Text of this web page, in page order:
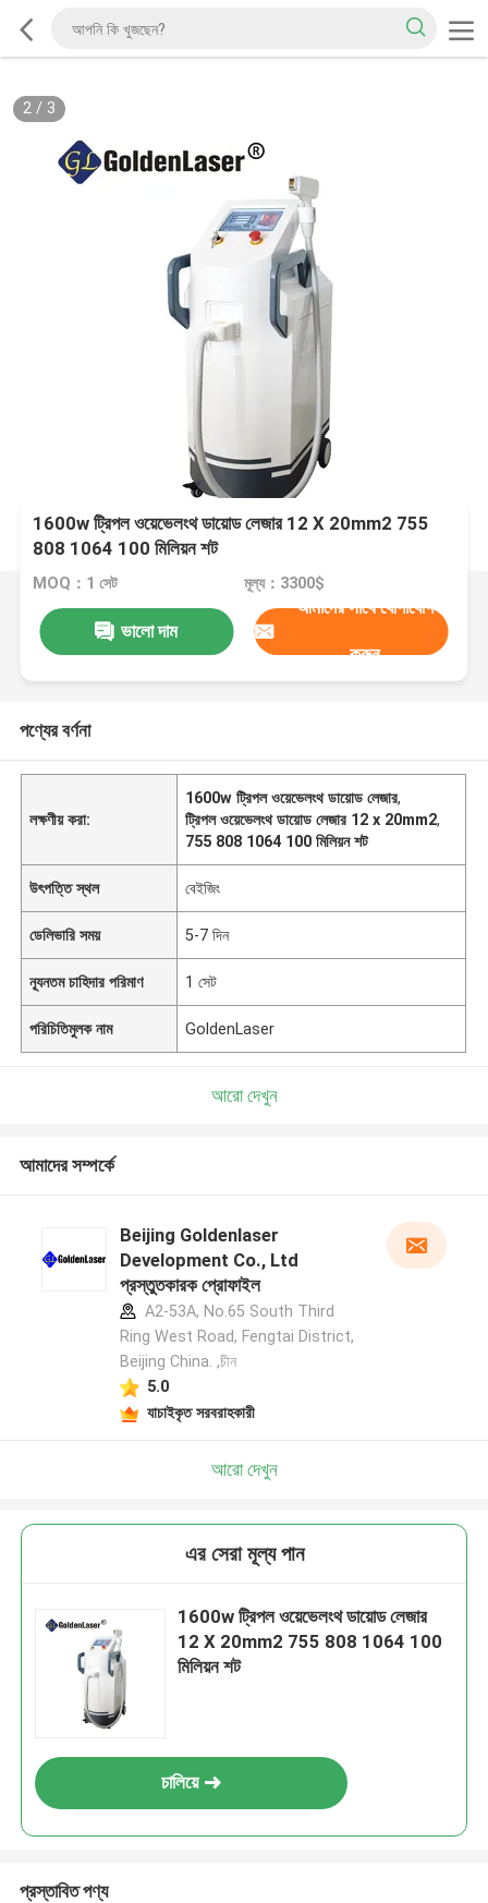
2/ 3
1600w ট্রিপল ওয়েভেলংথ ডায়োড লেজার 12 X 20mm2 755
808 1064 100 মিলিয়ন শট
MOQ：1 সেট মূল্য：3300$
ভালো দাম
আমাদের সাথে যোগাযোগ
করুন
পণ্যের বর্ণনা
লক্ষণীয় করা:
1600w ট্রিপল ওয়েভেলংথ ডায়োড লেজার,
ট্রিপল ওয়েভেলংথ ডায়োড লেজার 12 x 20mm2,
755 808 1064 100 মিলিয়ন শট
উৎপত্তি স্থল বেইজিং
ডেলিভারি সময় 5-7 দিন
ন্যূনতম চাহিদার পরিমাণ 1 সেট
পরিচিতিমুলক নাম GoldenLaser
আরো দেখুন
আমাদের সম্পর্কে
Beijing Goldenlaser
Development Co., Ltd
প্রস্তুতকারক প্রোফাইল
A2-53A, No.65 South Third
Ring West Road, Fengtai District,
Beijing China. ,চীন
5.0
যাচাইকৃত সরবরাহকারী
আরো দেখুন
এর সেরা মূল্য পান
1600w ট্রিপল ওয়েভেলংথ ডায়োড লেজার
12 X 20mm2 755 808 1064 100
মিলিয়ন শট
চালিয়ে
প্রস্তাবিত পণ্য